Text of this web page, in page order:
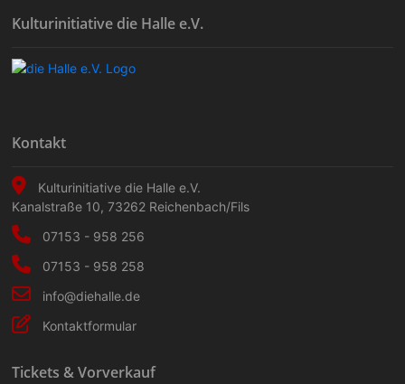
Kulturinitiative die Halle e.V.
Kontakt
Kulturinitiative die Halle e.V.
Kanalstraße 10,73262 Reichenbach/Fils
07153 - 958 256
07153 - 958 258
info@diehalle.de
Kontaktformular
Tickets & Vorverkauf